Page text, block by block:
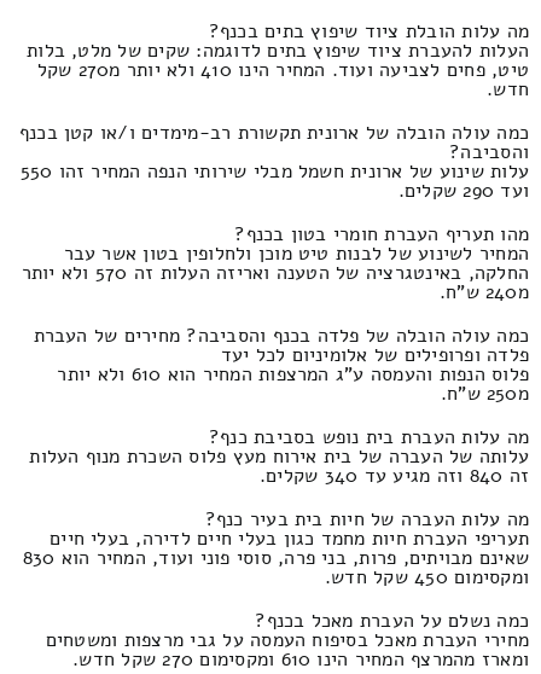
מה עלות הובלת ציוד שיפוץ בתים בכנף?
העלות להעברת ציוד שיפוץ בתים לדוגמה: שקים של מלט, בלות
טיט, פחים לצביעה ועוד. המחיר הינו 410 ולא יותר מ270 שקל
חדש.
כמה עולה הובלה של ארונית תקשורת רב-מימדים ו/או קטן בכנף
והסביבה?
עלות שינוע של ארונית חשמל מבלי שירותי הנפה המחיר זהו 550
ועד 290 שקלים.
מהו תעריף העברת חומרי בטון בכנף?
המחיר לשינוע של לבנות טיט מוכן ולחלופין בטון אשר עבר
החלקה, באינטגרציה של הטענה ואריזה העלות זה 570 ולא יותר
מ240 ש"ח.
כמה עולה הובלה של פלדה בכנף והסביבה? מחירים של העברת
פלדה ופרופילים של אלומיניום לכל יעד
פלוס הנפות והעמסה ע"ג המרצפות המחיר הוא 610 ולא יותר
מ250 ש"ח.
מה עלות העברת בית נופש בסביבת כנף?
עלותה של העברה של בית אירוח מעץ פלוס השכרת מנוף העלות
זה 840 וזה מגיע עד 340 שקלים.
מה עלות העברה של חיות בית בעיר כנף?
תעריפי העברת חיות מחמד כגון בעלי חיים לדירה, בעלי חיים
שאינם מבויתים, פרות, בני פרה, סוסי פוני ועוד, המחיר הוא 830
ומקסימום 450 שקל חדש.
כמה נשלם על העברת מאכל בכנף?
מחירי העברת מאכל בסיפוח העמסה על גבי מרצפות ומשטחים
ומארז מהמרצף המחיר הינו 610 ומקסימום 270 שקל חדש.